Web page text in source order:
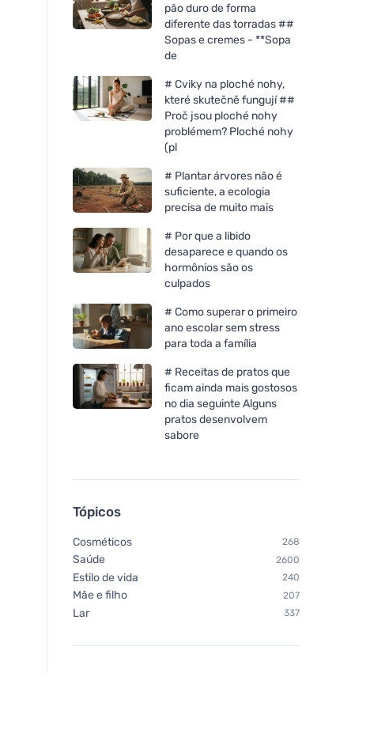
pão duro de forma
diferente das torradas ##
Sopas e cremes - **Sopa
de
# Cviky na ploché nohy,
které skutečně fungují ##
Proč jsou ploché nohy
problémem? Ploché nohy
(pl
# Plantar árvores não é
suficiente, a ecologia
precisa de muito mais
# Por que a libido
desaparece e quando os
hormônios são os
culpados
# Como superar o primeiro
ano escolar sem stress
para toda a família
# Receitas de pratos que
ficam ainda mais gostosos
no dia seguinte Alguns
pratos desenvolvem
sabore
Tópicos
Cosméticos 268
Saúde 2600
Estilo de vida 240
Mãe e filho 207
Lar 337